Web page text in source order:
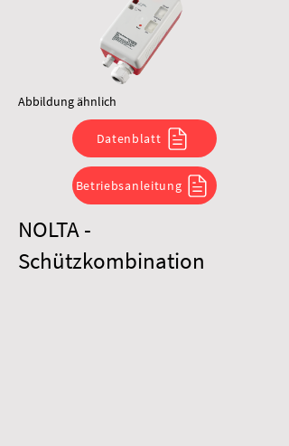
Abbildung ähnlich
Datenblatt
Betriebsanleitung
NOLTA -
Schützkombination